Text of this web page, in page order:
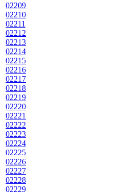
02209
02210
02211
02212
02213
02214
02215
02216
02217
02218
02219
02220
02221
02222
02223
02224
02225
02226
02227
02228
02229